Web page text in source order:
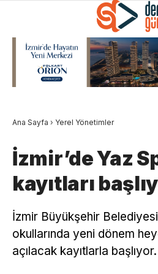
Ana Sayfa › Yerel Yönetimler
İzmir’de Yaz
kayıtları
İzmir Büyükşehir
okullarında yeni dönem
açılacak kayıtlarla başlıyor.